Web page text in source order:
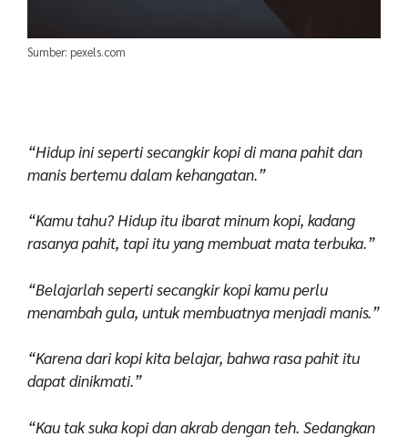
Sumber: pexels.com
“Hidup ini seperti secangkir kopi di mana pahit dan
manis bertemu dalam kehangatan.”
“Kamu tahu? Hidup itu ibarat minum kopi, kadang
rasanya pahit, tapi itu yang membuat mata terbuka.”
“Belajarlah seperti secangkir kopi kamu perlu
menambah gula, untuk membuatnya menjadi manis.”
“Karena dari kopi kita belajar, bahwa rasa pahit itu
dapat dinikmati.”
“Kau tak suka kopi dan akrab dengan teh. Sedangkan